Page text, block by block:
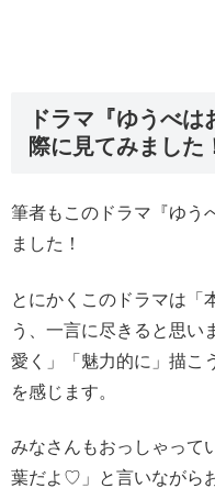
ドラマ『ゆうべ
際に見てみました
筆者もこのドラマ『ゆう
ました！
とにかくこのドラマは「
う、一言に尽きると思い
愛く」「魅力的に」描こ
を感じます。
みなさんもおっしゃって
葉だよ♡」と言いながら